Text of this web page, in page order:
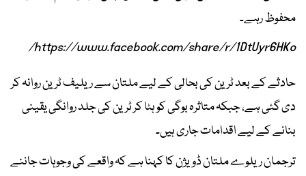
محفوظ رہے۔
https://www.facebook.com/share/r/1DtUyr6HKo/
حادثے کے بعد ٹرین کی بحالی کے لیے ملتان سے ریلیف ٹرین روانہ کر
دی گئی ہے، جبکہ متاثرہ بوگی کو ہٹا کر ٹرین کی جلد روانگی یقینی
بنانے کے لیے اقدامات جاری ہیں۔
ترجمان ریلوے ملتان ڈویژن کا کہنا ہے کہ واقعے کی وجوہات جاننے